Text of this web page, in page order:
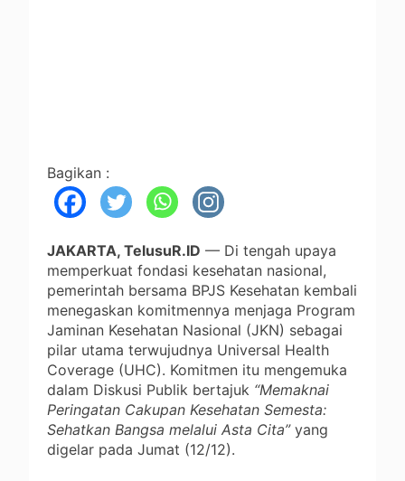
Bagikan :
JAKARTA, TelusuR.ID — Di tengah upaya
memperkuat fondasi kesehatan nasional,
pemerintah bersama BPJS Kesehatan kembali
menegaskan komitmennya menjaga Program
Jaminan Kesehatan Nasional (JKN) sebagai
pilar utama terwujudnya Universal Health
Coverage (UHC). Komitmen itu mengemuka
dalam Diskusi Publik bertajuk “Memaknai
Peringatan Cakupan Kesehatan Semesta:
Sehatkan Bangsa melalui Asta Cita”yang
digelar pada Jumat (12/12).